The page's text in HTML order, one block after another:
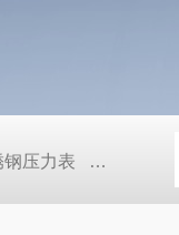
钢压力表 隔爆热电阻